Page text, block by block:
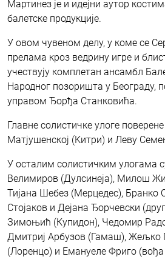
Мартинез је и идејни аутор
балетске продукције.
У овом чувеном делу, у коме се
прелама кроз ведрину игре и
учествују комплетан ансамбл
Народног позоришта у Београду,
управом Ђорђа Станковића.
Главне солистичке улоге
Матјушенској (Китри) и Леву
У осталим солистичким улогама
Велимиров (Дулсинеја), Милош
Тијана Шебез (Мерцедес), Бранко
Стојаков и Дејана Ђорчевски
Зимоњић (Купидон), Чедомир
Дмитриј Арбузов (Гамаш), Жељко
(Лоренцо) и Емануеле Фриго